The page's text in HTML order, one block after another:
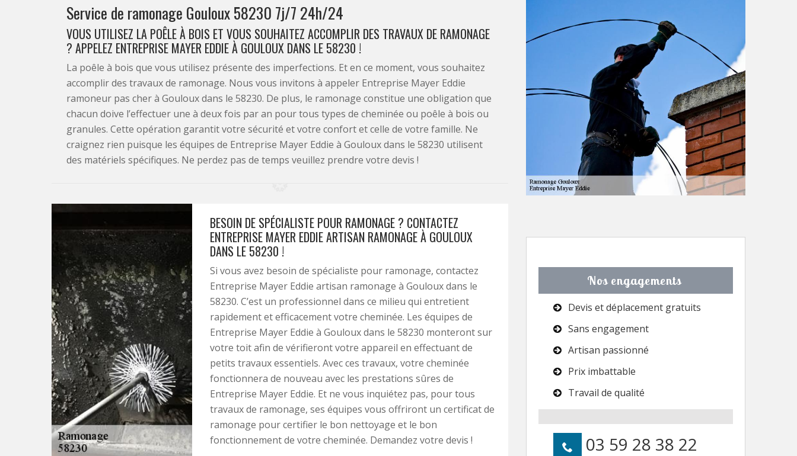
Service de ramonage Gouloux 58230 7j/7 24h/24
VOUS UTILISEZ LA POÊLE À BOIS ET VOUS SOUHAITEZ ACCOMPLIR DES TRAVAUX DE RAMONAGE
? APPELEZ ENTREPRISE MAYER EDDIE À GOULOUX DANS LE 58230 !
La poêle à bois que vous utilisez présente des imperfections. Et en ce moment, vous souhaitez
accomplir des travaux de ramonage. Nous vous invitons à appeler Entreprise Mayer Eddie
ramoneur pas cher à Gouloux dans le 58230. De plus, le ramonage constitue une obligation que
chacun doive l’effectuer une à deux fois par an pour tous types de cheminée ou poêle à bois ou
granules. Cette opération garantit votre sécurité et votre confort et celle de votre famille. Ne
craignez rien puisque les équipes de Entreprise Mayer Eddie à Gouloux dans le 58230 utilisent
des matériels spécifiques. Ne perdez pas de temps veuillez prendre votre devis !
BESOIN DE SPÉCIALISTE POUR RAMONAGE ? CONTACTEZ
ENTREPRISE MAYER EDDIE ARTISAN RAMONAGE À GOULOUX
DANS LE 58230 !
Si vous avez besoin de spécialiste pour ramonage, contactez
Entreprise Mayer Eddie artisan ramonage à Gouloux dans le
58230. C’est un professionnel dans ce milieu qui entretient
rapidement et efficacement votre cheminée. Les équipes de
Entreprise Mayer Eddie à Gouloux dans le 58230 monteront sur
votre toit afin de vérifieront votre appareil en effectuant de
petits travaux essentiels. Avec ces travaux, votre cheminée
fonctionnera de nouveau avec les prestations sûres de
Entreprise Mayer Eddie. Et ne vous inquiétez pas, pour tous
travaux de ramonage, ses équipes vous offriront un certificat de
ramonage pour certifier le bon nettoyage et le bon
fonctionnement de votre cheminée. Demandez votre devis !
Nos engagements
Devis et déplacement gratuits
Sans engagement
Artisan passionné
Prix imbattable
Travail de qualité
03 59 28 38 22